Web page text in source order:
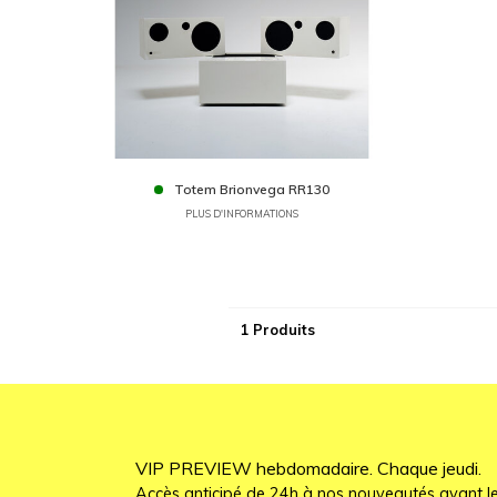
Totem Brionvega RR130
PLUS D'INFORMATIONS
1 Produits
VIP PREVIEW hebdomadaire. Chaque jeudi.